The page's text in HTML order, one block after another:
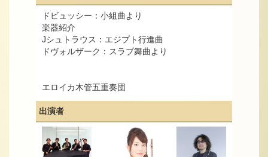
ドビュッシー：小組曲より
楽器紹介
Jシュトラウス：エジプト行進曲
ドヴォルザーク：スラブ舞曲より
エロイカ木管五重奏団
出演者